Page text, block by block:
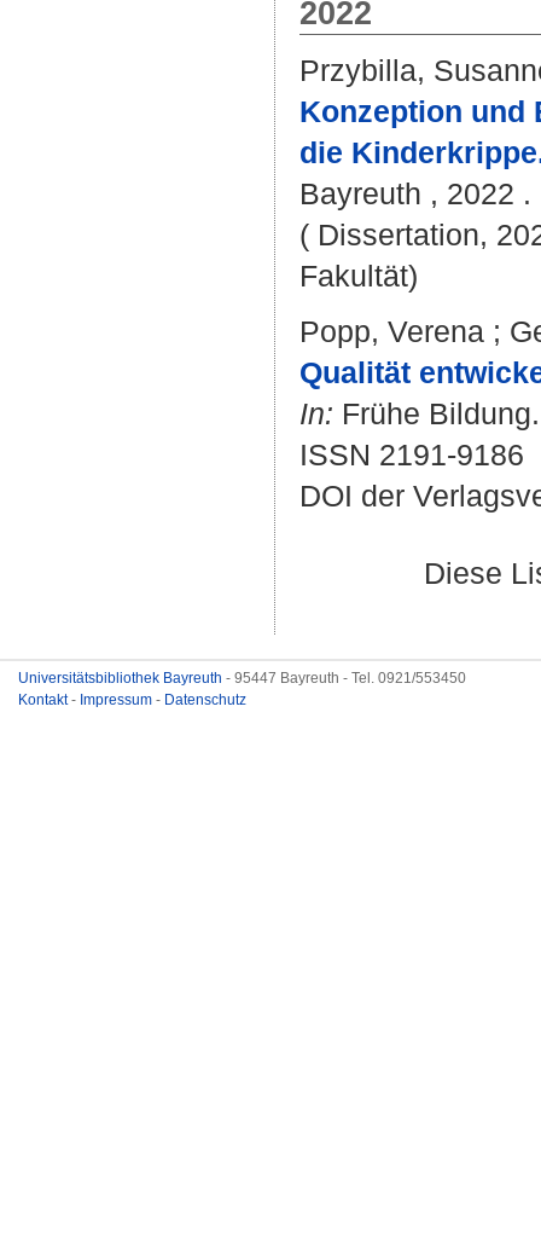
2022
Przybilla,
Konzeption und
die
Bayreuth , 2022 .
( Dissertation,
Fakultät)
Popp, Verena ;
Qualität
In: Frühe
ISSN 2191-9186
DOI der
Diese
Universitätsbibliothek Bayreuth - 95447 Bayreuth - Tel. 0921/553450
Kontakt- Impressum - Datenschutz